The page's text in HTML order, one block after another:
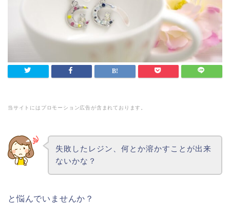
当サイトにはプロモーション広告が含まれております。
失敗したレジン、何とか溶かすことが出来
ないかな？
と悩んでいませんか？